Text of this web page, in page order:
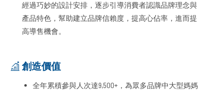
經過巧妙的設計安排，逐步引導消費者認識品牌理念與
產品特色，幫助建立品牌信賴度，提高心佔率，進而提
高導售機會。
創造價值
全年累積參與人次達9,500+，為眾多品牌中大型媽媽